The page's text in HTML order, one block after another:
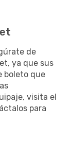
de
ya que sus
boleto que
visita el
para